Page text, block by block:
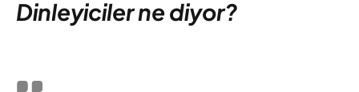
Dinleyiciler ne diyor?